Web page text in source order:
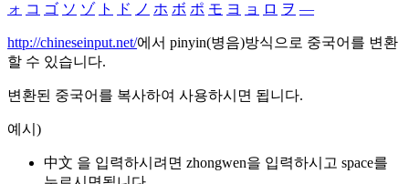
ォ コ ゴ ソ ゾ ト ド ノ ホ ボ ポ モ ヨ ョ ロ ヲ ―
http://chineseinput.net/에서 pinyin(병음)방식으로 중국어를 변환
할 수 있습니다.
변환된 중국어를 복사하여 사용하시면 됩니다.
예시)
中文 을 입력하시려면 zhongwen을 입력하시고 space를